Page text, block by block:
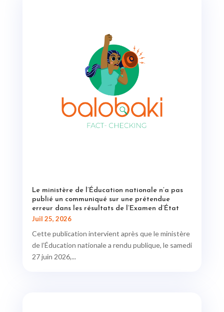
Le ministère de l’Éducation nationale n’a pas
publié un communiqué sur une prétendue
erreur dans les résultats de l’Examen d’État
Juil 25, 2026
Cette publication intervient après que le ministère
de l’Éducation nationale a rendu publique, le samedi
27 juin 2026,...